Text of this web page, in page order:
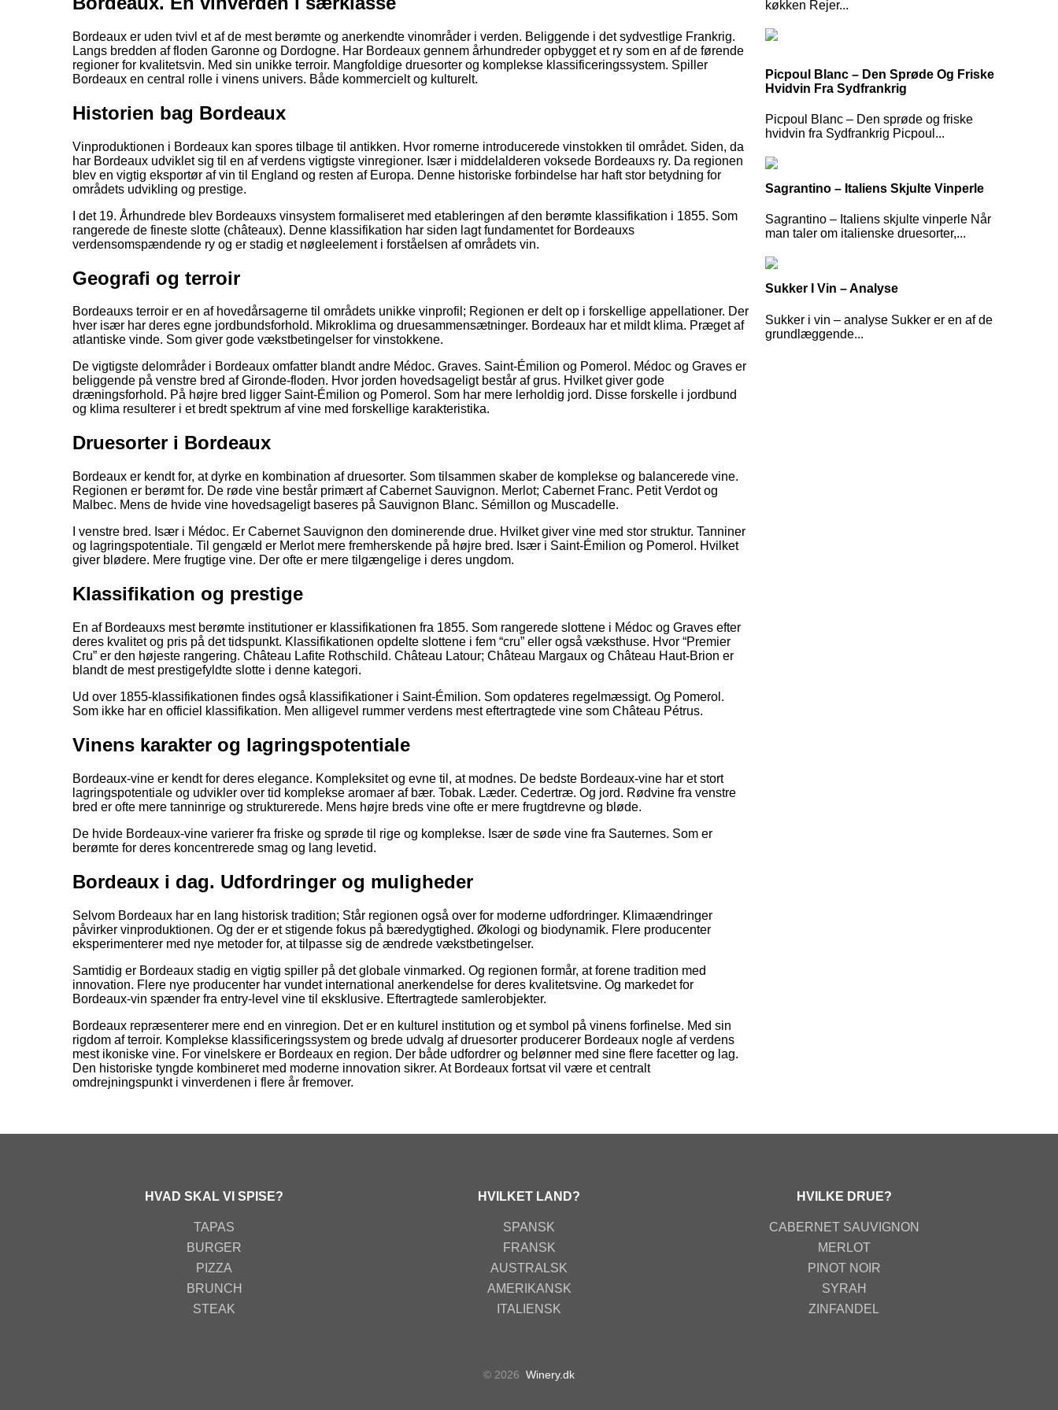
Bordeaux er uden tvivl et af de mest berømte og anerkendte vinområder i verden. Beliggende i det sydvestlige Frankrig.
Langs bredden af floden Garonne og Dordogne. Har Bordeaux gennem århundreder opbygget et ry som en af de førende
regioner for kvalitetsvin. Med sin unikke terroir. Mangfoldige druesorter og komplekse klassificeringssystem. Spiller
Bordeaux en central rolle i vinens univers. Både kommercielt og kulturelt.
Historien bag Bordeaux
Vinproduktionen i Bordeaux kan spores tilbage til antikken. Hvor romerne introducerede vinstokken til området. Siden, da
har Bordeaux udviklet sig til en af verdens vigtigste vinregioner. Især i middelalderen voksede Bordeauxs ry. Da regionen
blev en vigtig eksportør af vin til England og resten af Europa. Denne historiske forbindelse har haft stor betydning for
områdets udvikling og prestige.
I det 19. Århundrede blev Bordeauxs vinsystem formaliseret med etableringen af den berømte klassifikation i 1855. Som
rangerede de fineste slotte (châteaux). Denne klassifikation har siden lagt fundamentet for Bordeauxs
verdensomspændende ry og er stadig et nøgleelement i forståelsen af områdets vin.
Geografi og terroir
Bordeauxs terroir er en af hovedårsagerne til områdets unikke vinprofil; Regionen er delt op i forskellige appellationer. Der
hver især har deres egne jordbundsforhold. Mikroklima og druesammensætninger. Bordeaux har et mildt klima. Præget af
atlantiske vinde. Som giver gode vækstbetingelser for vinstokkene.
De vigtigste delområder i Bordeaux omfatter blandt andre Médoc. Graves. Saint-Émilion og Pomerol. Médoc og Graves er
beliggende på venstre bred af Gironde-floden. Hvor jorden hovedsageligt består af grus. Hvilket giver gode
dræningsforhold. På højre bred ligger Saint-Émilion og Pomerol. Som har mere lerholdig jord. Disse forskelle i jordbund
og klima resulterer i et bredt spektrum af vine med forskellige karakteristika.
Druesorter i Bordeaux
Bordeaux er kendt for, at dyrke en kombination af druesorter. Som tilsammen skaber de komplekse og balancerede vine.
Regionen er berømt for. De røde vine består primært af Cabernet Sauvignon. Merlot; Cabernet Franc. Petit Verdot og
Malbec. Mens de hvide vine hovedsageligt baseres på Sauvignon Blanc. Sémillon og Muscadelle.
I venstre bred. Især i Médoc. Er Cabernet Sauvignon den dominerende drue. Hvilket giver vine med stor struktur. Tanniner
og lagringspotentiale. Til gengæld er Merlot mere fremherskende på højre bred. Især i Saint-Émilion og Pomerol. Hvilket
giver blødere. Mere frugtige vine. Der ofte er mere tilgængelige i deres ungdom.
Klassifikation og prestige
En af Bordeauxs mest berømte institutioner er klassifikationen fra 1855. Som rangerede slottene i Médoc og Graves efter
deres kvalitet og pris på det tidspunkt. Klassifikationen opdelte slottene i fem “cru” eller også væksthuse. Hvor “Premier
Cru” er den højeste rangering. Château Lafite Rothschild. Château Latour; Château Margaux og Château Haut-Brion er
blandt de mest prestigefyldte slotte i denne kategori.
Ud over 1855-klassifikationen findes også klassifikationer i Saint-Émilion. Som opdateres regelmæssigt. Og Pomerol.
Som ikke har en officiel klassifikation. Men alligevel rummer verdens mest eftertragtede vine som Château Pétrus.
Vinens karakter og lagringspotentiale
Bordeaux-vine er kendt for deres elegance. Kompleksitet og evne til, at modnes. De bedste Bordeaux-vine har et stort
lagringspotentiale og udvikler over tid komplekse aromaer af bær. Tobak. Læder. Cedertræ. Og jord. Rødvine fra venstre
bred er ofte mere tanninrige og strukturerede. Mens højre breds vine ofte er mere frugtdrevne og bløde.
De hvide Bordeaux-vine varierer fra friske og sprøde til rige og komplekse. Især de søde vine fra Sauternes. Som er
berømte for deres koncentrerede smag og lang levetid.
Bordeaux i dag. Udfordringer og muligheder
Selvom Bordeaux har en lang historisk tradition; Står regionen også over for moderne udfordringer. Klimaændringer
påvirker vinproduktionen. Og der er et stigende fokus på bæredygtighed. Økologi og biodynamik. Flere producenter
eksperimenterer med nye metoder for, at tilpasse sig de ændrede vækstbetingelser.
Samtidig er Bordeaux stadig en vigtig spiller på det globale vinmarked. Og regionen formår, at forene tradition med
innovation. Flere nye producenter har vundet international anerkendelse for deres kvalitetsvine. Og markedet for
Bordeaux-vin spænder fra entry-level vine til eksklusive. Eftertragtede samlerobjekter.
Bordeaux repræsenterer mere end en vinregion. Det er en kulturel institution og et symbol på vinens forfinelse. Med sin
rigdom af terroir. Komplekse klassificeringssystem og brede udvalg af druesorter producerer Bordeaux nogle af verdens
mest ikoniske vine. For vinelskere er Bordeaux en region. Der både udfordrer og belønner med sine flere facetter og lag.
Den historiske tyngde kombineret med moderne innovation sikrer. At Bordeaux fortsat vil være et centralt
omdrejningspunkt i vinverdenen i flere år fremover.
køkken Rejer...
Picpoul Blanc – Den Sprøde Og Friske
Hvidvin Fra Sydfrankrig
Picpoul Blanc – Den sprøde og friske
hvidvin fra Sydfrankrig Picpoul...
Sagrantino – Italiens Skjulte Vinperle
Sagrantino – Italiens skjulte vinperle Når
man taler om italienske druesorter,...
Sukker I Vin – Analyse
Sukker i vin – analyse Sukker er en af de
grundlæggende...
HVAD SKAL VI SPISE?
TAPAS
BURGER
PIZZA
BRUNCH
STEAK
HVILKET LAND?
SPANSK
FRANSK
AUSTRALSK
AMERIKANSK
ITALIENSK
HVILKE DRUE?
CABERNET SAUVIGNON
MERLOT
PINOT NOIR
SYRAH
ZINFANDEL
© 2026 Winery.dk